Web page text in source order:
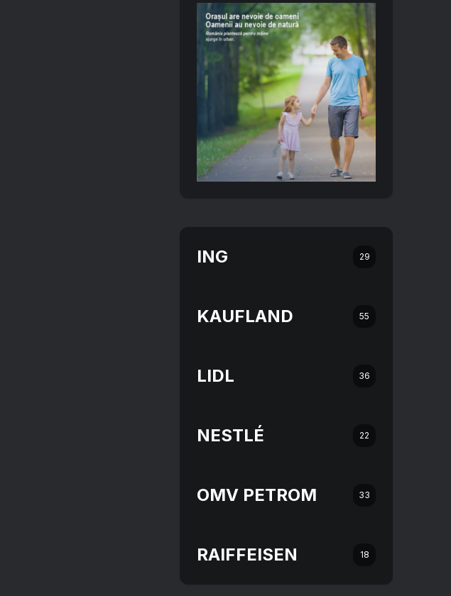
ING 29
KAUFLAND 55
LIDL 36
NESTLÉ 22
OMV PETROM 33
RAIFFEISEN 18